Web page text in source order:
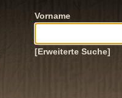
Vorname
[Erweiterte Suche]